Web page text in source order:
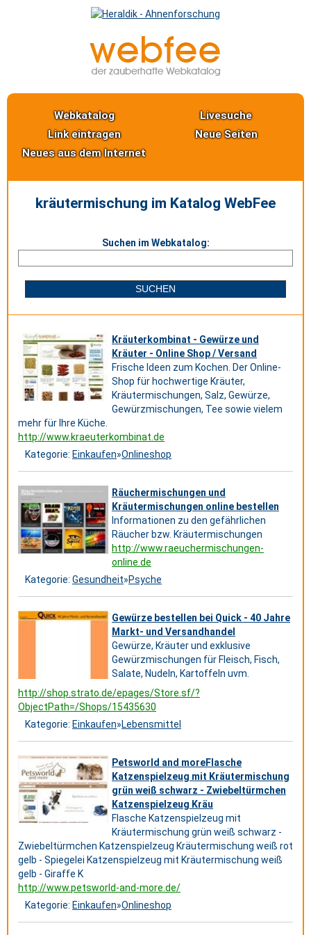
Webkatalog
Livesuche
Link eintragen
Neue Seiten
Neues aus dem Internet
kräutermischung im Katalog WebFee
Suchen im Webkatalog:
Kräuterkombinat - Gewürze und
Kräuter - Online Shop / Versand
Frische Ideen zum Kochen. Der Online-
Shop für hochwertige Kräuter,
Kräutermischungen, Salz, Gewürze,
Gewürzmischungen, Tee sowie vielem
mehr für Ihre Küche.
http://www.kraeuterkombinat.de
Kategorie: Einkaufen»Onlineshop
Räuchermischungen und
Kräutermischungen online bestellen
Informationen zu den gefährlichen
Räucher bzw. Kräutermischungen
http://www.raeuchermischungen-
online.de
Kategorie: Gesundheit»Psyche
Gewürze bestellen bei Quick - 40 Jahre
Markt- und Versandhandel
Gewürze, Kräuter und exklusive
Gewürzmischungen für Fleisch, Fisch,
Salate, Nudeln, Kartoffeln uvm.
http://shop.strato.de/epages/Store.sf/?
ObjectPath=/Shops/15435630
Kategorie: Einkaufen»Lebensmittel
Petsworld and moreFlasche
Katzenspielzeug mit Kräutermischung
grün weiß schwarz - Zwiebeltürmchen
Katzenspielzeug Kräu
Flasche Katzenspielzeug mit
Kräutermischung grün weiß schwarz -
Zwiebeltürmchen Katzenspielzeug Kräutermischung weiß rot
gelb - Spiegelei Katzenspielzeug mit Kräutermischung weiß
gelb - Giraffe K
http://www.petsworld-and-more.de/
Kategorie: Einkaufen»Onlineshop